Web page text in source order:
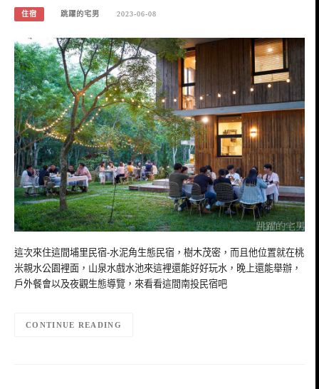
住宿 跳躍的宅男 2023-06-08
這次來住這間埔里民宿-水泥角生態民宿，樹木茂密，而且他位置就在桃
米親水公園裡面，山泉水戲水池來這裡還能好好玩水，晚上還能舉辦，
戶外餐會以及夜觀生態導覽，來看看這間南投民宿吧
CONTINUE READING